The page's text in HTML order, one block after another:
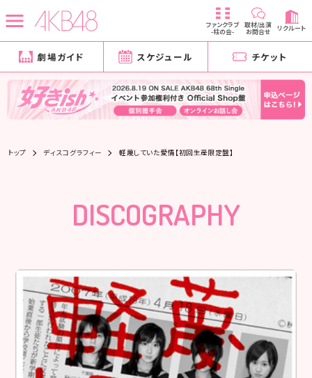
ファンクラブ
-柱の会-
取材/出演
お問合せ リクルート
劇場ガイド スケジュール チケット
トップ ディスコグラフィー 軽蔑していた愛情【初回生産限定盤】
DISCOGRAPHY